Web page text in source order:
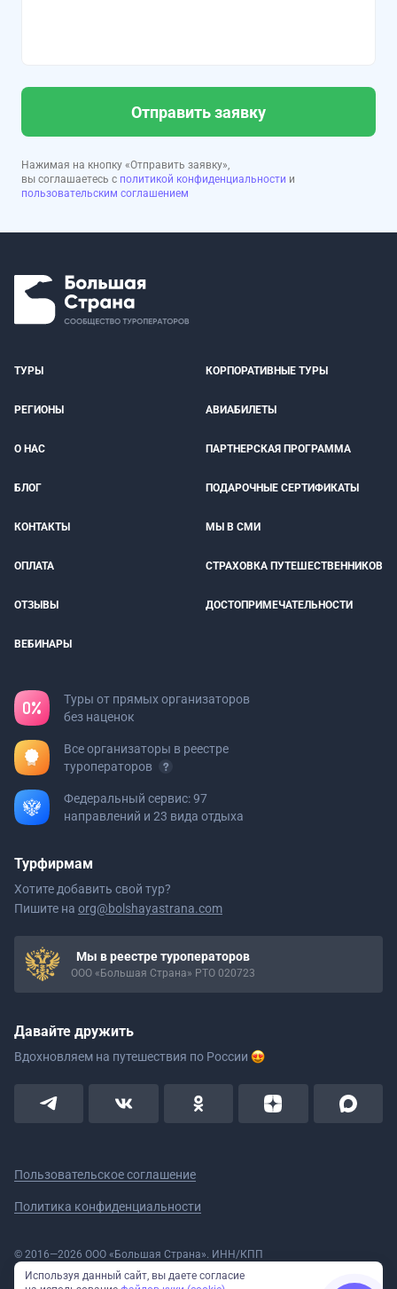
Отправить заявку
Нажимая на кнопку «Отправить заявку»,
вы соглашаетесь с политикой конфиденциальности и
пользовательским соглашением
ТУРЫ КОРПОРАТИВНЫЕ ТУРЫ
РЕГИОНЫ АВИАБИЛЕТЫ
О НАС ПАРТНЕРСКАЯ ПРОГРАММА
БЛОГ ПОДАРОЧНЫЕ СЕРТИФИКАТЫ
КОНТАКТЫ МЫ В СМИ
ОПЛАТА СТРАХОВКА ПУТЕШЕСТВЕННИКОВ
ОТЗЫВЫ ДОСТОПРИМЕЧАТЕЛЬНОСТИ
ВЕБИНАРЫ
Туры от прямых организаторов
без наценок
Все организаторы в реестре
туроператоров
Федеральный сервис: 97
направлений и 23 вида отдыха
Турфирмам
Хотите добавить свой тур?
Пишите на org@bolshayastrana.com
Мы в реестре туроператоров
ООО «Большая Страна» РТО 020723
Давайте дружить
Вдохновляем на путешествия по России
Пользовательское соглашение
Политика конфиденциальности
© 2016—2026 ООО «Большая Страна». ИНН/КПП
5908078160/590801001 ОГРН 1185958020533
Номер в реестре Роскомнадзора № 59-18-006319 (Приказ № 321 от
Используя данный сайт, вы даете согласие